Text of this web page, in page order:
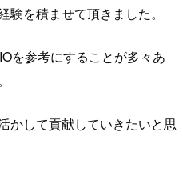
を積ませて頂きました。
を参考にすることが多々あ
かして貢献していきたいと思